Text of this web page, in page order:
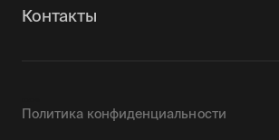
Контакты
Политика конфиденциальности